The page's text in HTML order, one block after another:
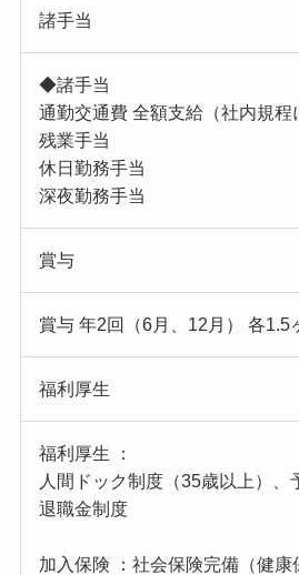
諸手当
◆諸手当
通勤交通費 全額支給（社内規程
残業手当
休日勤務手当
深夜勤務手当
賞与
賞与 年2回（6月、12月） 各1.5
福利厚生
福利厚生 ：
人間ドック制度（35歳以上）、
退職金制度
加入保険 ：社会保険完備（健康